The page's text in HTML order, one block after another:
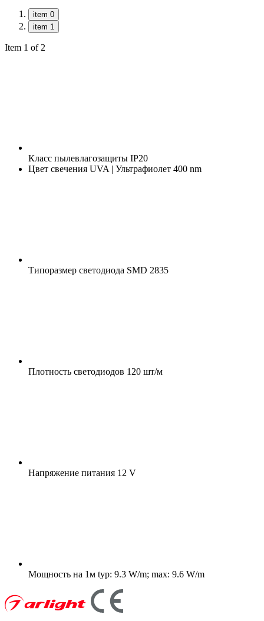
item 0
item 1
Item 1 of 2
Класс пылевлагозащиты IP20
Цвет свечения UVA | Ультрафиолет 400 nm
Типоразмер светодиода SMD 2835
Плотность светодиодов 120 шт/м
Напряжение питания 12 V
Мощность на 1м typ: 9.3 W/m; max: 9.6 W/m